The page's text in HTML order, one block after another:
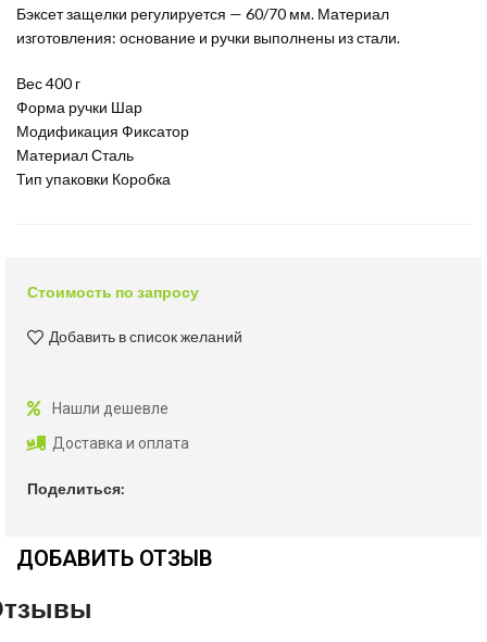
Бэксет защелки регулируется — 60/70 мм. Материал
изготовления: основание и ручки выполнены из стали.
Вес 400 г
Форма ручки Шар
Модификация Фиксатор
Материал Сталь
Тип упаковки Коробка
Стоимость по запросу
Добавить в список желаний
Нашли дешевле
Доставка и оплата
Поделиться:
ДОБАВИТЬ ОТЗЫВ